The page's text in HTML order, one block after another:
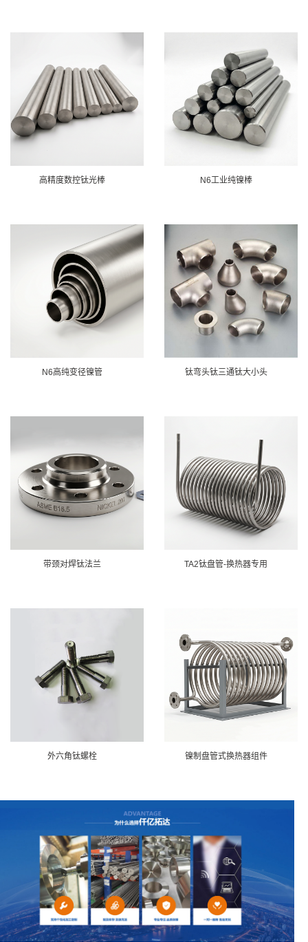
高精度数控钛光棒 N6工业纯镍棒
N6高纯变径镍管 钛弯头钛三通钛大小头
带颈对焊钛法兰 TA2钛盘管-换热器专用
外六角钛螺栓 镍制盘管式换热器组件